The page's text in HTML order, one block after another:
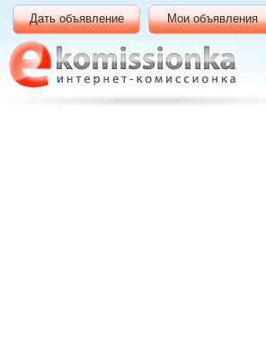
Дать объявление Мои объявления